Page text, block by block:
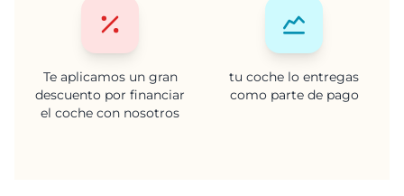
Te aplicamos un gran
descuento por financiar
el coche con nosotros
tu coche lo entregas
como parte de pago